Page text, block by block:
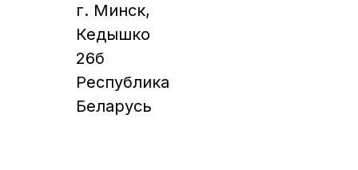
г. Минск,
Кедышко
26б
Республика
Беларусь